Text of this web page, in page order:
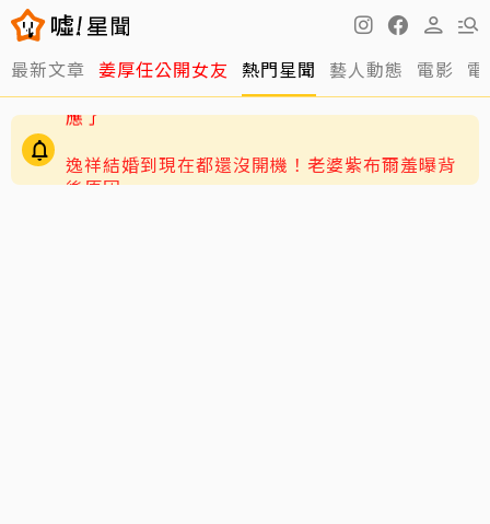
最新文章 姜厚任公開女友 熱門星聞 藝人動態 電影
後原因